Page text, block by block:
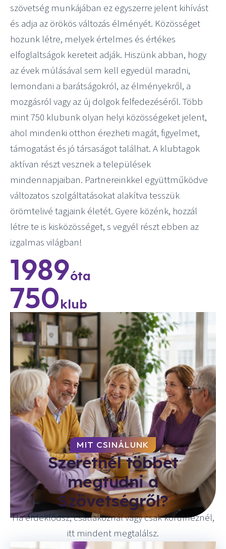
szövetség munkájában ez egyszerre jelent kihívást
és adja az örökös változás élményét. Közösséget
hozunk létre, melyek értelmes és értékes
elfoglaltságok kereteit adják. Hiszünk abban, hogy
az évek múlásával sem kell egyedül maradni,
lemondani a barátságokról, az élményekről, a
mozgásról vagy az új dolgok felfedezéséről. Több
mint 750 klubunk olyan helyi közösségeket jelent,
ahol mindenki otthon érezheti magát, figyelmet,
támogatást és jó társaságot találhat. A klubtagok
aktívan részt vesznek a települések
mindennapjaiban. Partnereinkkel együttműködve
változatos szolgáltatásokat alakítva tesszük
örömtelivé tagjaink életét. Gyere közénk, hozzál
létre te is kisközösséget, s vegyél részt ebben az
izgalmas világban!
1989óta
750klub
MIT CSINÁLUNK
Szeretnél többet
megtudni a
Szövetségről?
Ha érdeklődsz, csatlakoznál vagy csak körülnéznél,
itt mindent megtalálsz.